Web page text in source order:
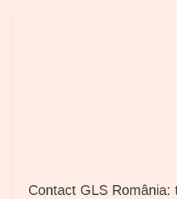
Contact GLS România: